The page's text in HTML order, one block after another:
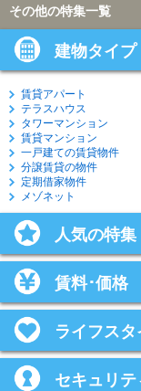
その他の特集一覧
建物タイプ
賃貸アパート
テラスハウス
タワーマンション
賃貸マンション
一戸建ての賃貸物件
分譲賃貸の物件
定期借家物件
メゾネット
人気の特集
賃料･価格
ライフスタ
セキュリテ